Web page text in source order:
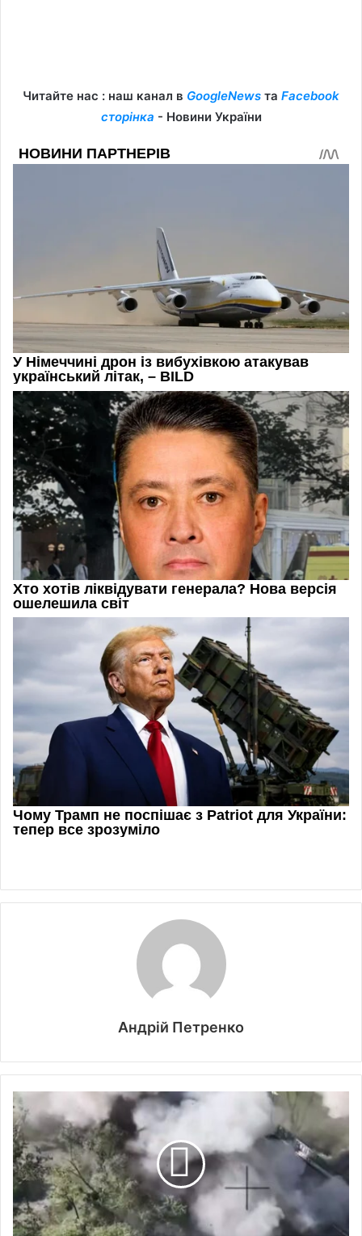
Читайте нас : наш канал в GoogleNews та Facebook
сторінка - Новини України
Андрій Петренко